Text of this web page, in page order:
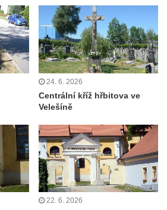
Cyrila a Metoděje v
ev. č. 11 v
34 v Kunraticích u
nad Lipovou ulicí v
nad Nisou
v Kostelní ulici v
nad Nisou
24. 6. 2026
Centrální kříž hřbitova ve
Velešíně
22. 6. 2026